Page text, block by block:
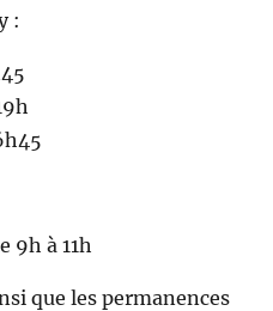
:
9h à 11h
que les permanences